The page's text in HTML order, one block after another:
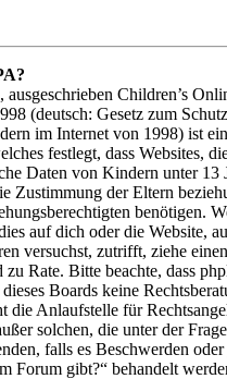
ausgeschrieben Children’s
(deutsch: Gesetz zum
im Internet von 1998) ist
festlegt, dass Websites,
Daten von Kindern unter 13
Zustimmung der Eltern
benötigen.
auf dich oder die Website,
versuchst, zutrifft, ziehe
zu Rate. Bitte beachte, dass
Boards keine
die Anlaufstelle für
solchen, die unter der
falls es Beschwerden
Forum gibt?“ behandelt